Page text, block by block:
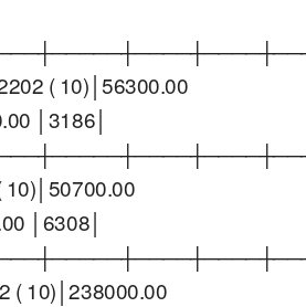
( 10)│56300.00
│3186│
10)│50700.00
│6308│
( 10)│238000.00